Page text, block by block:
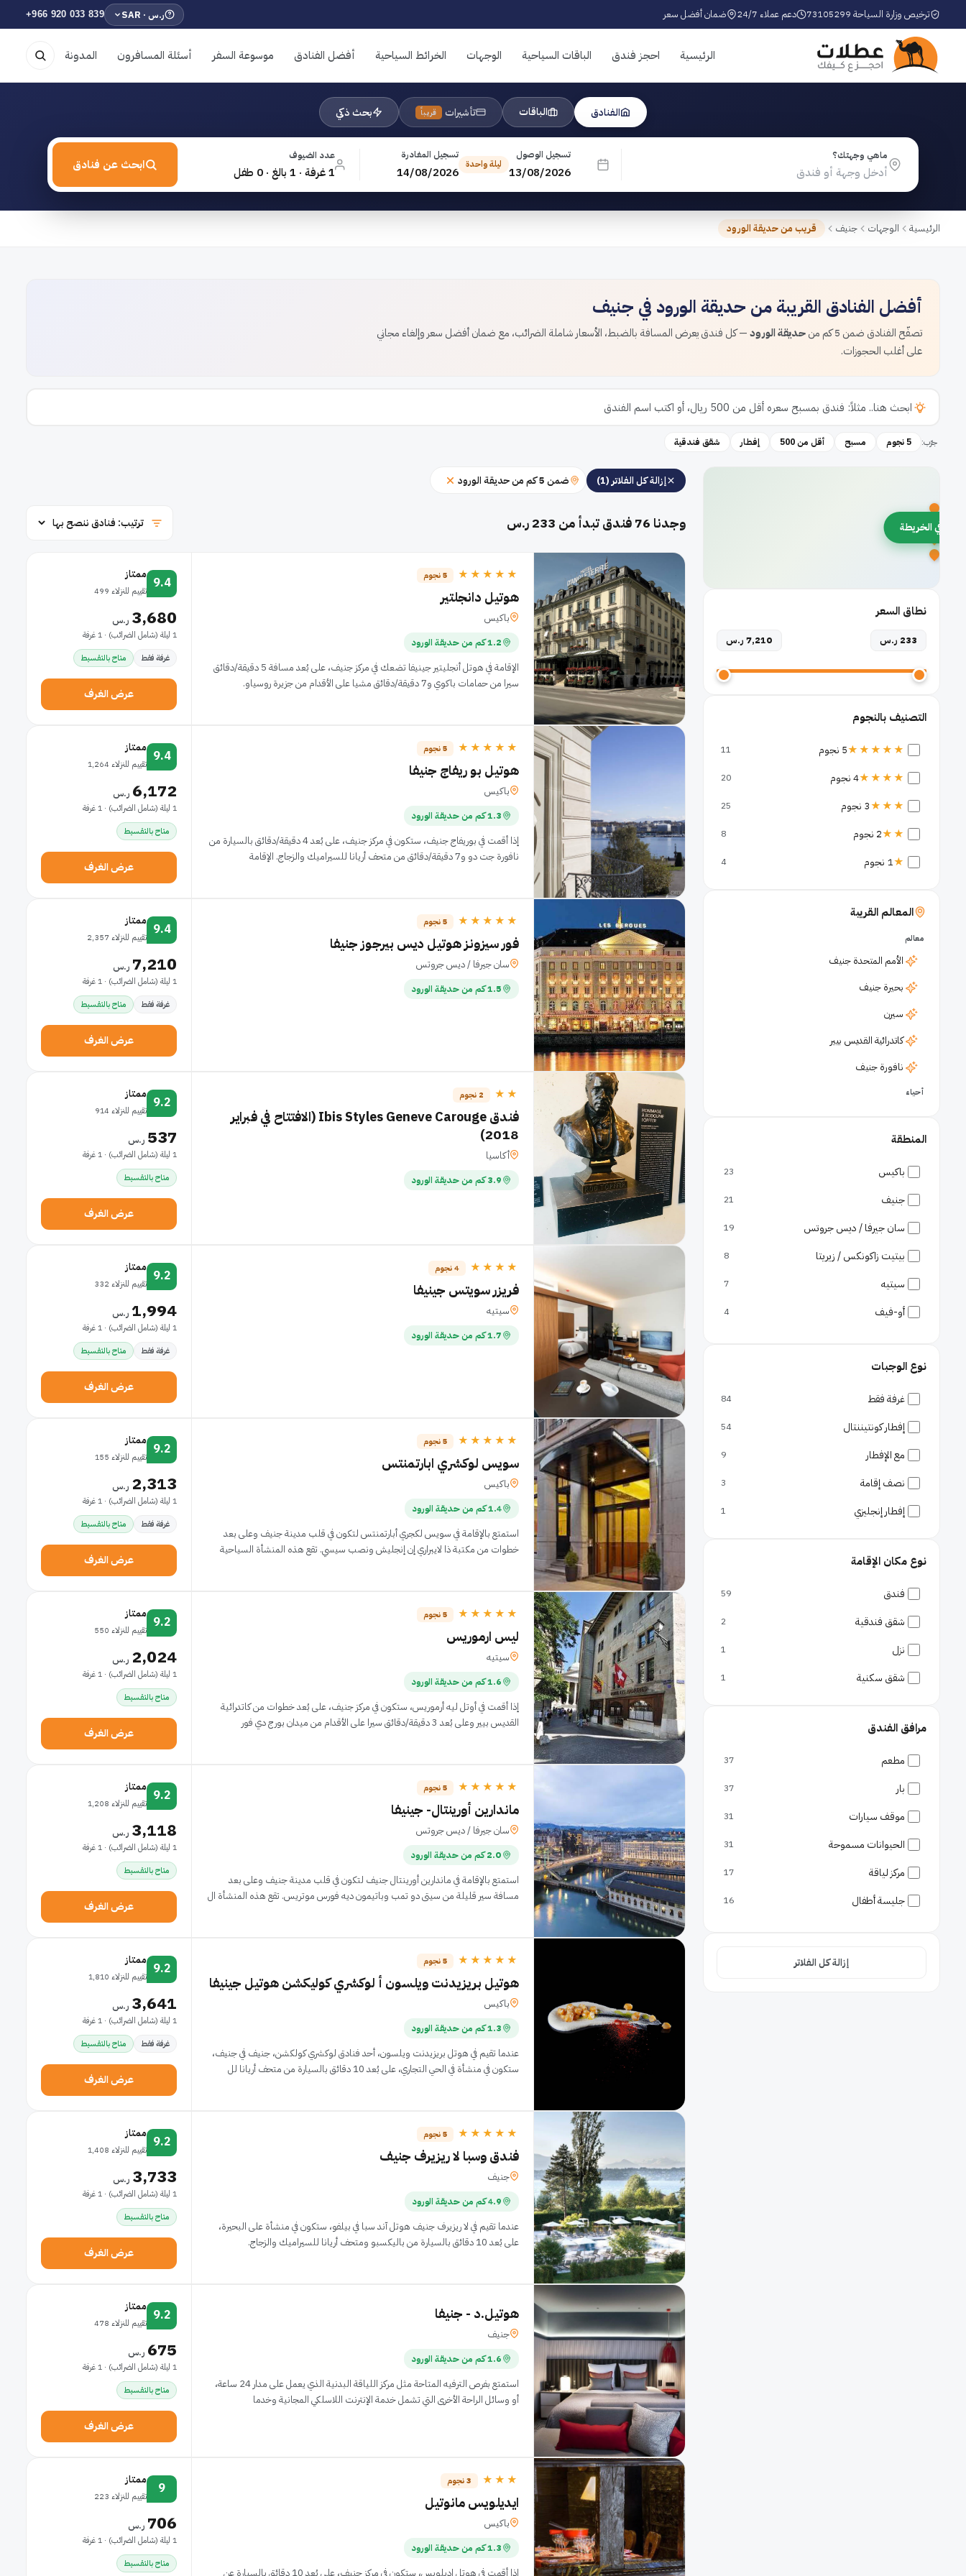
ترخيص وزارة السياحة 73105299 دعم عملاء 24/7 ضمان أفضل سعر ر.س · SAR +966 920 033 839
الرئيسية احجز فندق الباقات السياحية الوجهات الخرائط السياحية أفضل الفنادق موسوعة السفر أسئلة المسافرون المدونة
الفنادق الباقات تأشيرات قريباً بحث ذكي
ماهي وجهتك؟ تسجيل الوصول
13/08/2026
ليلة واحدة
تسجيل المغادرة
14/08/2026
عدد الضيوف
1 غرفة · 1 بالغ · 0 طفل ابحث عن فنادق
الرئيسية الوجهات جنيف قريب من حديقة الورود
أفضل الفنادق القريبة من حديقة الورود في جنيف
تصفّح الفنادق ضمن 5 كم من حديقة الورود— كل فندق يعرض المسافة بالضبط، الأسعار شاملة الضرائب، مع ضمان أفضل سعر وإلغاء مجاني
على أغلب الحجوزات.
جرّب: 5 نجوم مسبح أقل من 500 إفطار شقق فندقية
في الخريطة
نطاق السعر
233 ر.س 7,210 ر.س
التصنيف بالنجوم
★★★★★5 نجوم 11
★★★★4 نجوم 20
★★★3 نجوم 25
★★2 نجوم 8
★1 نجوم 4
المعالم القريبة
معالم
الأمم المتحدة جنيف
بحيرة جنيف
سيرن
كاتدرائية القديس بيير
نافورة جنيف
أحياء
وسط جنيف
حدائق
مطار جنيف
المنطقة
باكيس 23
جنيف 21
سان جيرفا / ديس جروتس 19
بيتيت زاكونكس / زيريتا 8
سيتيه 7
أو-فيف 4
جونكشن
نيون 2
نوع الوجبات
غرفة فقط 84
إفطار كونتيننتال 54
مع الإفطار 9
نصف إقامة 3
إفطار إنجليزي 1
نوع مكان الإقامة
فندق 59
شقق فندقية 2
نزل 1
شقق سكنية 1
مرافق الفندق
مطعم 37
بار 37
موقف سيارات 31
الحيوانات مسموحة 31
مركز لياقة 17
جليسة أطفال 16
إزالة كل الفلاتر
إزالة كل الفلاتر (1) ضمن 5 كم من حديقة الورود
وجدنا 76فندق تبدأ من 233 ر.س
★★★★★ 5 نجوم
هوتيل دانجلتير
باكيس
1.2 كم من حديقة الورود
الإقامة في هوتل أنجليتير جينيفا تضعك في مركز جنيف، على بُعد مسافة 5 دقيقة/دقائق
سيرا من حمامات باكوي و7 دقيقة/دقائق مشيا على الأقدام من جزيرة روسياو.
9.4
ممتاز
تقييم للنزلاء 499
3,680 ر.س
1 ليلة (شامل الضرائب) · 1 غرفة
غرفة فقط
متاح بالتقسيط
عرض الغرف
★★★★★ 5 نجوم
هوتيل بو ريفاج جنيفا
باكيس
1.3 كم من حديقة الورود
إذا أقمت في بوريفاج جنيف، ستكون في مركز جنيف، على بُعد 4 دقيقة/دقائق بالسيارة من
نافورة جت دو و7 دقيقة/دقائق من متحف أريانا للسيراميك والزجاج. الإقامة
9.4
ممتاز
تقييم للنزلاء 1,264
6,172 ر.س
1 ليلة (شامل الضرائب) · 1 غرفة
متاح بالتقسيط
عرض الغرف
★★★★★ 5 نجوم
فور سيزونز هوتيل ديس بيرجوز جنيفا
سان جيرفا / ديس جروتس
1.5 كم من حديقة الورود
9.4
ممتاز
تقييم للنزلاء 2,357
7,210 ر.س
1 ليلة (شامل الضرائب) · 1 غرفة
غرفة فقط
متاح بالتقسيط
عرض الغرف
★★ 2 نجوم
فندق Ibis Styles Geneve Carouge (الافتتاح في فبراير
2018)
أكاسيا
3.9 كم من حديقة الورود
9.2
ممتاز
تقييم للنزلاء 914
537 ر.س
1 ليلة (شامل الضرائب) · 1 غرفة
متاح بالتقسيط
عرض الغرف
★★★★ 4 نجوم
فريزر سويتس جينيفا
سيتيه
1.7 كم من حديقة الورود
9.2
ممتاز
تقييم للنزلاء 332
1,994 ر.س
1 ليلة (شامل الضرائب) · 1 غرفة
غرفة فقط
متاح بالتقسيط
عرض الغرف
★★★★★ 5 نجوم
سويس لوكشري ابارتمنتس
باكيس
1.4 كم من حديقة الورود
استمتع بالإقامة في سويس لكجري أبارتمنتس لتكون في قلب مدينة جنيف وعلى بعد
خطوات من مكتبة ذا لايبراري إن إنجليش ونصب سيسي. تقع هذه المنشأة السياحية
9.2
ممتاز
تقييم للنزلاء 155
2,313 ر.س
1 ليلة (شامل الضرائب) · 1 غرفة
غرفة فقط
متاح بالتقسيط
عرض الغرف
★★★★★ 5 نجوم
ليس ارموريس
سيتيه
1.6 كم من حديقة الورود
إذا أقمت في أوتل ليه أرموريس، ستكون في مركز جنيف، على بُعد خطوات من كاتدرائية
القديس بيير وعلى بُعد 3 دقيقة/دقائق سيرا على الأقدام من ميدان بورج دي فور
9.2
ممتاز
تقييم للنزلاء 550
2,024 ر.س
1 ليلة (شامل الضرائب) · 1 غرفة
متاح بالتقسيط
عرض الغرف
★★★★★ 5 نجوم
ماندارين أورينتال- جينيفا
سان جيرفا / ديس جروتس
2.0 كم من حديقة الورود
استمتع بالإقامة في ماندارين أورينتال جنيف لتكون في قلب مدينة جنيف وعلى بعد
مسافة سير قليلة من سيتى دو تمب وباتيمون ديه فورس موتريس. تقع هذه المنشأة ال
9.2
ممتاز
تقييم للنزلاء 1,208
3,118 ر.س
1 ليلة (شامل الضرائب) · 1 غرفة
متاح بالتقسيط
عرض الغرف
★★★★★ 5 نجوم
هوتيل بريزيدنت ويلسون أ لوكشري كوليكشن هوتيل جينيفا
باكيس
1.3 كم من حديقة الورود
عندما تقيم في هوتل بريزيدنت ويلسون، أحد فنادق لوكشري كولكشن، جنيف في جنيف،
ستكون في منشأة في الحي التجاري، على بُعد 10 دقائق بالسيارة من متحف أريانا لل
9.2
ممتاز
تقييم للنزلاء 1,810
3,641 ر.س
1 ليلة (شامل الضرائب) · 1 غرفة
غرفة فقط
متاح بالتقسيط
عرض الغرف
★★★★★ 5 نجوم
فندق وسبا لا ريزيرف جنيف
جنيف
4.9 كم من حديقة الورود
عندما تقيم في لا ريزيرف جنيف هوتل آند سبا في بيلفو، ستكون في منشأة على البحيرة،
على بُعد 10 دقائق بالسيارة من باليكسبو ومتحف أريانا للسيراميك والزجاج.
9.2
ممتاز
تقييم للنزلاء 1,408
3,733 ر.س
1 ليلة (شامل الضرائب) · 1 غرفة
متاح بالتقسيط
عرض الغرف
هوتيل.د - جنيفا
جنيف
1.6 كم من حديقة الورود
استمتع بفرص الترفيه المتاحة مثل مركز اللياقة البدنية الذي يعمل على مدار 24 ساعة،
أو وسائل الراحة الأخرى التي تشمل خدمة الإنترنت اللاسلكي المجانية وخدما
9.2
ممتاز
تقييم للنزلاء 478
675 ر.س
1 ليلة (شامل الضرائب) · 1 غرفة
متاح بالتقسيط
عرض الغرف
★★★ 3 نجوم
ايديلويس مانوتيل
باكيس
1.3 كم من حديقة الورود
إذا أقمت في هوتل إديلويس، ستكون في مركز جنيف، على بُعد 10 دقائق بالسيارة عن
9
ممتاز
تقييم للنزلاء 223
706 ر.س
1 ليلة (شامل الضرائب) · 1 غرفة
متاح بالتقسيط